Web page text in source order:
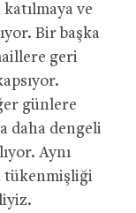
ve
Bir başka
geri
günlere
daha dengeli
Aynı
tükenmişliği